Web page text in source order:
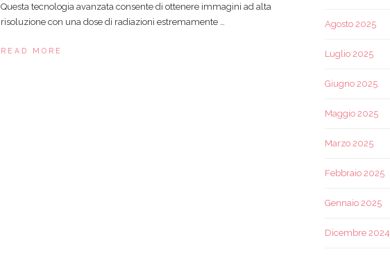
Questa tecnologia avanzata consente di ottenere immagini ad alta
risoluzione con una dose di radiazioni estremamente …
READ MORE
Agosto 2025
Luglio 2025
Giugno 2025
Maggio 2025
Marzo 2025
Febbraio 2025
Gennaio 2025
Dicembre 2024